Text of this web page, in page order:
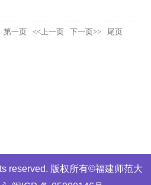
第一页 <<上一页 下一页>>
尾页
reserved. 版权所有©福建师范大